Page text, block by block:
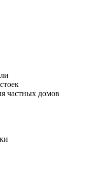
частных домов